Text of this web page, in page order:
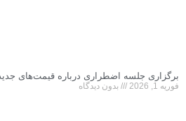
برگزاری جلسه اضطراری درباره قیمت‌های جدید
فوریه 1, 2026 بدون دیدگاه